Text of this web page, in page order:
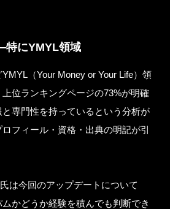
にYMYL領域
（Your Money or Your Life）領
位ランキングページの73%が明確
専門性を持っているという分析が
フィール・資格・出典の明記が引
は今回のアップデートについて
ムかどうか経験を積んでも判断でき